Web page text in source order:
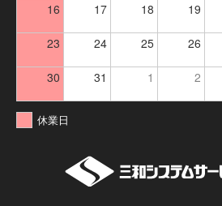
16 17 18 19
23 24 25 26
30 31 1 2
休業日